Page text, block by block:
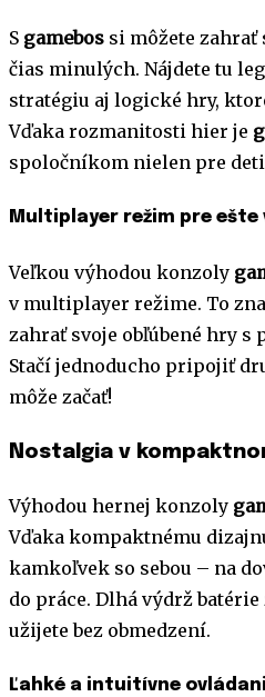
S gamebos si môžete
čias minulých. Nájdete tu
stratégiu aj logické hry,
Vďaka rozmanitosti hier je
spoločníkom nielen pre
Multiplayer režim pre ešte
Veľkou výhodou konzoly
v multiplayer režime. To
zahrať svoje obľúbené hry
Stačí jednoducho pripojiť
môže začať!
Nostalgia v
Výhodou hernej konzoly
Vďaka kompaktnému
kamkoľvek so sebou – na
do práce. Dlhá výdrž
užijete bez obmedzení.
Ľahké a intuitívne